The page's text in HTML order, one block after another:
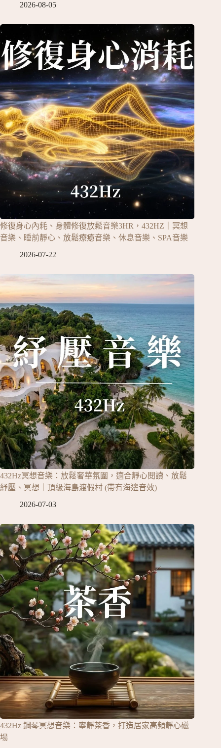
2026-08-05
修復身心內耗、身體修復放鬆音樂3HR，432HZ｜冥想
音樂、睡前靜心、放鬆療癒音樂、休息音樂、SPA音樂
2026-07-22
432Hz冥想音樂：放鬆奢華氛圍，適合靜心閱讀、放鬆
紓壓、冥想｜頂級海島渡假村 (帶有海邊音效)
2026-07-03
432Hz 鋼琴冥想音樂：寧靜茶香，打造居家高頻靜心磁
場